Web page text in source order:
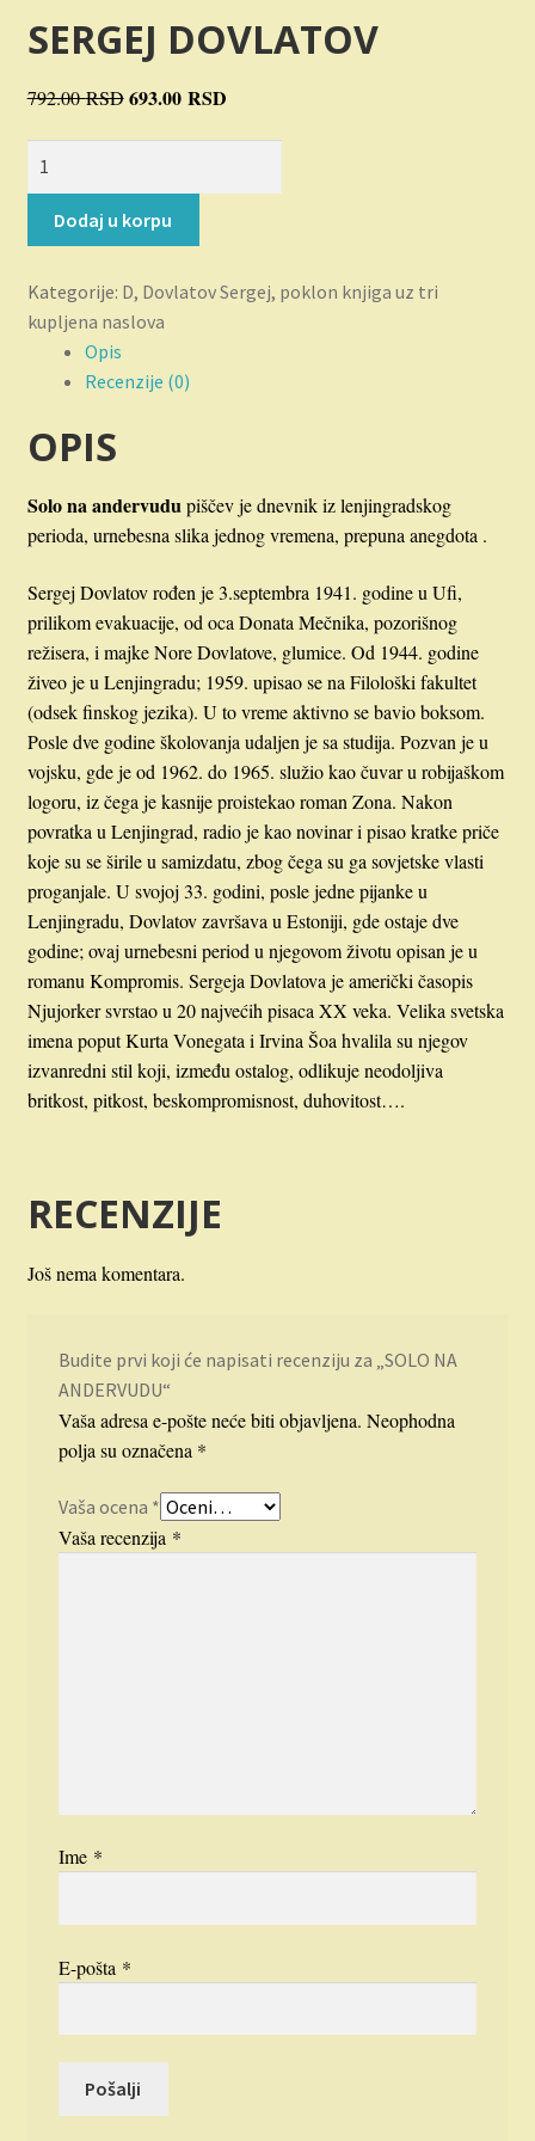
Plaćanje
Privatnost
SERGEJ DOVLATOV
792.00RSD Originalna
792.00 RSD.
693.00 RSDTrenutna
ANDERVUDU
količina
Dodaj u korpu
Kategorije: D, Dovlatov Sergej, poklon knjiga uz tri
kupljena naslova
Opis
Recenzije (0)
OPIS
Solo na andervudupiščev je dnevnik iz lenjingradskog
perioda, urnebesna slika jednog vremena, prepuna anegdota .
Sergej Dovlatov rođen je 3.septembra 1941. godine u Ufi,
prilikom evakuacije, od oca Donata Mečnika, pozorišnog
režisera, i majke Nore Dovlatove, glumice. Od 1944. godine
živeo je u Lenjingradu; 1959. upisao se na Filološki fakultet
(odsek finskog jezika). U to vreme aktivno se bavio boksom.
Posle dve godine školovanja udaljen je sa studija. Pozvan je u
vojsku, gde je od 1962. do 1965. služio kao čuvar u robijaškom
logoru, iz čega je kasnije proistekao roman Zona. Nakon
povratka u Lenjingrad, radio je kao novinar i pisao kratke priče
koje su se širile u samizdatu, zbog čega su ga sovjetske vlasti
proganjale. U svojoj 33. godini, posle jedne pijanke u
Lenjingradu, Dovlatov završava u Estoniji, gde ostaje dve
godine; ovaj urnebesni period u njegovom životu opisan je u
romanu Kompromis. Sergeja Dovlatova je američki časopis
Njujorker svrstao u 20 najvećih pisaca XX veka. Velika svetska
imena poput Kurta Vonegata i Irvina Šoa hvalila su njegov
izvanredni stil koji, između ostalog, odlikuje neodoljiva
britkost, pitkost, beskompromisnost, duhovitost….
RECENZIJE
Još nema komentara.
Budite prvi koji će napisati recenziju za „SOLO NA
ANDERVUDU“
Vaša adresa e-pošte neće biti objavljena. Neophodna
polja su označena *
Vaša ocena *
Vaša recenzija *
Ime *
E-pošta *